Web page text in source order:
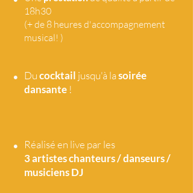
18h30
(+ de 8 heures d'accompagnement
musical! )
• Ducocktail jusqu'à lasoirée
dansante !
•
Réalisé en live par les
3 artisteschanteurs / danseurs /
musiciens DJ